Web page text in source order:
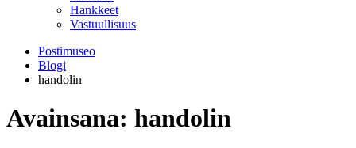
Hankkeet
Vastuullisuus
Postimuseo
Blogi
handolin
Avainsana: handolin